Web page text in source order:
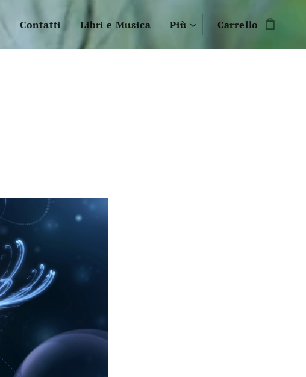
Contatti Libri e Musica Più Carrello